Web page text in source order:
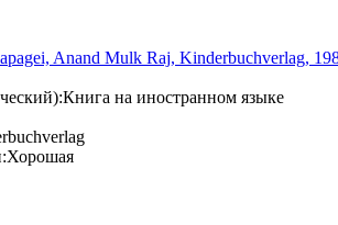
Anand Mulk Raj, Kinderbuchverlag,
Книга на иностранном языке
Хорошая